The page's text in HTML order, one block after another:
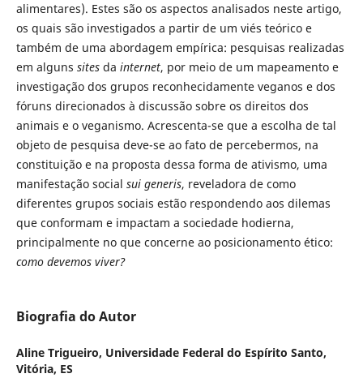
alimentares). Estes são os aspectos analisados neste artigo,
os quais são investigados a partir de um viés teórico e
também de uma abordagem empírica: pesquisas realizadas
em alguns sitesda internet, por meio de um mapeamento e
investigação dos grupos reconhecidamente veganos e dos
fóruns direcionados à discussão sobre os direitos dos
animais e o veganismo. Acrescenta-se que a escolha de tal
objeto de pesquisa deve-se ao fato de percebermos, na
constituição e na proposta dessa forma de ativismo, uma
manifestação social sui generis, reveladora de como
diferentes grupos sociais estão respondendo aos dilemas
que conformam e impactam a sociedade hodierna,
principalmente no que concerne ao posicionamento ético:
como devemos viver?
Biografia do Autor
Aline Trigueiro, Universidade Federal do Espírito Santo,
Vitória, ES